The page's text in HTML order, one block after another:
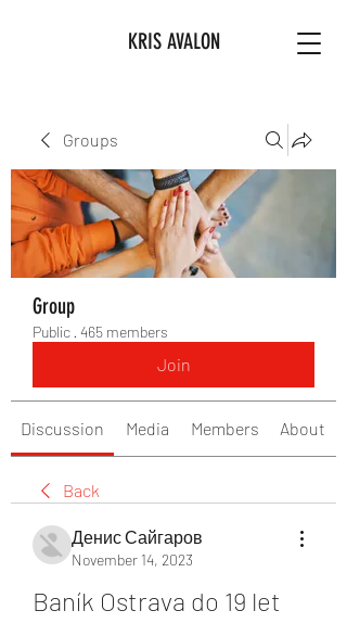
KRIS AVALON
Groups
Group
Public · 465 members
Join
Discussion Media Members About
Back
Денис Сайгаров
November 14, 2023
Baník Ostrava do 19 let